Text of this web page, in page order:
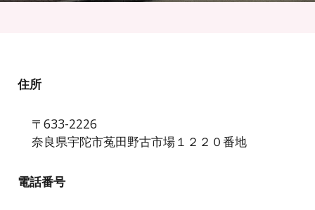
住所
〒633-2226
奈良県宇陀市菟田野古市場１２２０番地
電話番号